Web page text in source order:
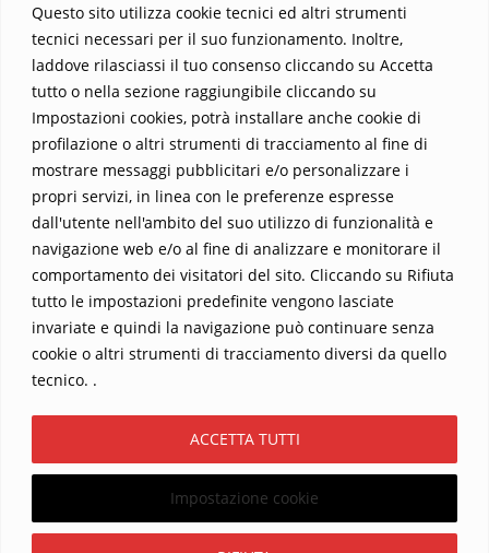
Questo sito utilizza cookie tecnici ed altri strumenti
tecnici necessari per il suo funzionamento. Inoltre,
laddove rilasciassi il tuo consenso cliccando su Accetta
tutto o nella sezione raggiungibile cliccando su
Impostazioni cookies, potrà installare anche cookie di
profilazione o altri strumenti di tracciamento al fine di
mostrare messaggi pubblicitari e/o personalizzare i
propri servizi, in linea con le preferenze espresse
dall'utente nell'ambito del suo utilizzo di funzionalità e
navigazione web e/o al fine di analizzare e monitorare il
comportamento dei visitatori del sito. Cliccando su Rifiuta
tutto le impostazioni predefinite vengono lasciate
invariate e quindi la navigazione può continuare senza
cookie o altri strumenti di tracciamento diversi da quello
tecnico. .
Impostazione cookie
ACCETTA TUTTI
indimenticabile.Non perdere l’occasione di immergerti in
questo viaggio straordinario. Acquista il libro e lascia che la
Parola trasformi la tua vita
Home Contatti
Sostieni La Buona Parola – dona 5 €, 10 €, 25 €… il tuo contributo
I viaggi dell’anima
Catechesi
Informativa Privacy
Copyright ©2026 La buona Parola . All rights reserved.
Powered byWordPress &Designed byBizberg Themes